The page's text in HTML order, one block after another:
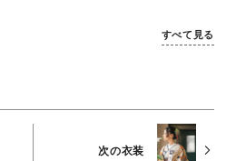
すべて見る
次の衣装